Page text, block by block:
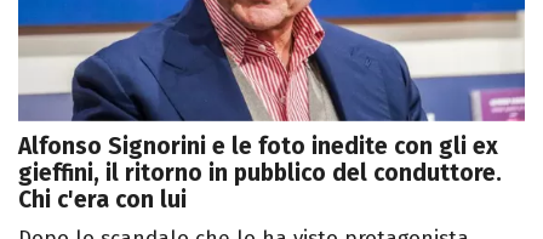
Alfonso Signorini e le foto inedite con gli ex
gieffini, il ritorno in pubblico del conduttore.
Chi c'era con lui